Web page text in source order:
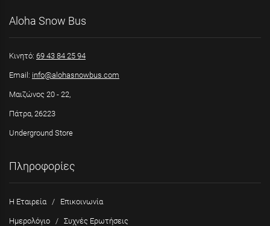
Aloha Snow Bus
Κινητό: 69 43 84 25 94
Email: info@alohasnowbus.com
Μαιζώνος 20 - 22,
Πάτρα, 26223
Underground Store
Πληροφορίες
Η Εταιρεία / Επικοινωνία
Ημερολόγιο / Συχνές Ερωτήσεις